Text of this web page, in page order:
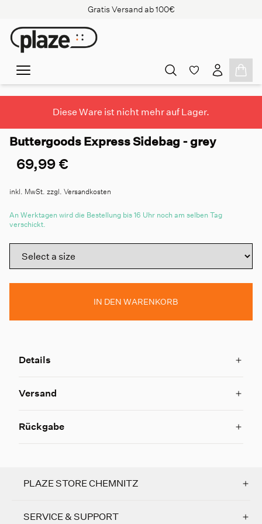
Gratis Versand ab 100€
Diese Ware ist nicht mehr auf Lager.
Buttergoods Express Sidebag - grey
69,99 €
inkl. MwSt. zzgl. Versandkosten
An Werktagen wird die Bestellung bis 16 Uhr noch am selben Tag
verschickt.
IN DEN WARENKORB
Details
Versand
Rückgabe
PLAZE STORE CHEMNITZ
SERVICE & SUPPORT